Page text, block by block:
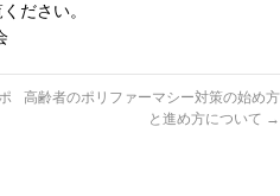
ださい。
高齢者のポリファーマシー対策の始め方
と進め方について →